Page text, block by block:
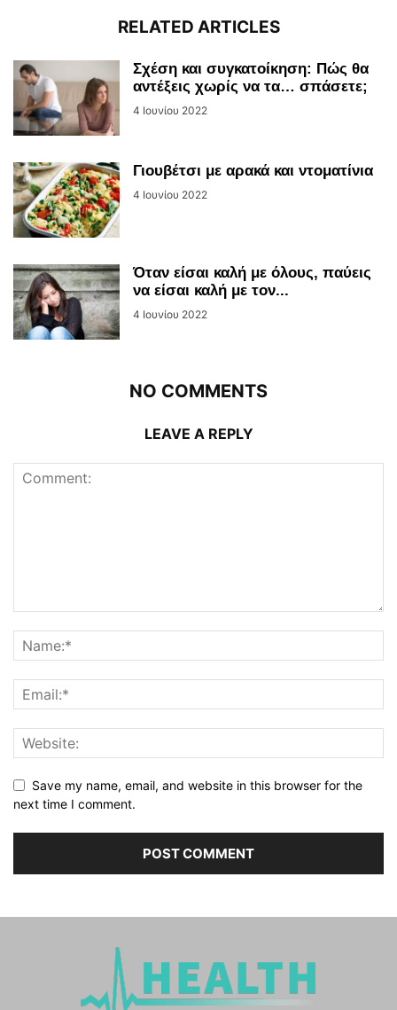
RELATED ARTICLES
Σχέση και συγκατοίκηση: Πώς θα
αντέξεις χωρίς να τα… σπάσετε;
4 Ιουνίου 2022
Γιουβέτσι με αρακά και ντοματίνια
4 Ιουνίου 2022
Όταν είσαι καλή με όλους, παύεις
να είσαι καλή με τον...
4 Ιουνίου 2022
NO COMMENTS
LEAVE A REPLY
Save my name, email, and website in this browser for the
next time I comment.